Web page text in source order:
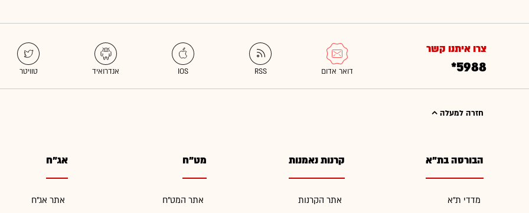
צרו איתנו קשר
*5988
חזרה למעלה
הבורסה בת"א
מדדי ת"א
קרנות נאמנות
אתר הקרנות
מט"ח
אתר המט"ח
אג"ח
אתר אג"ח